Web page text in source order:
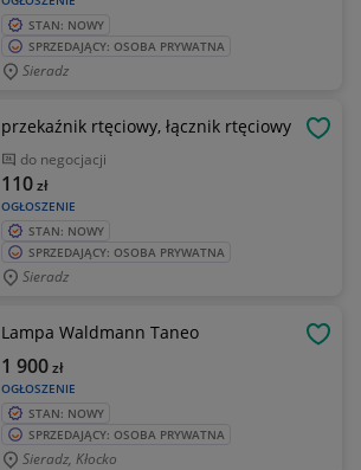
STAN: NOWY
SPRZEDAJĄCY: OSOBA PRYWATNA
Sieradz
przekaźnik rtęciowy, łącznik rtęciowy
do negocjacji
OGŁOSZENIE
110zł
STAN: NOWY
SPRZEDAJĄCY: OSOBA PRYWATNA
Sieradz
Lampa Waldmann Taneo
OGŁOSZENIE
1 900zł
STAN: NOWY
SPRZEDAJĄCY: OSOBA PRYWATNA
Sieradz, Kłocko